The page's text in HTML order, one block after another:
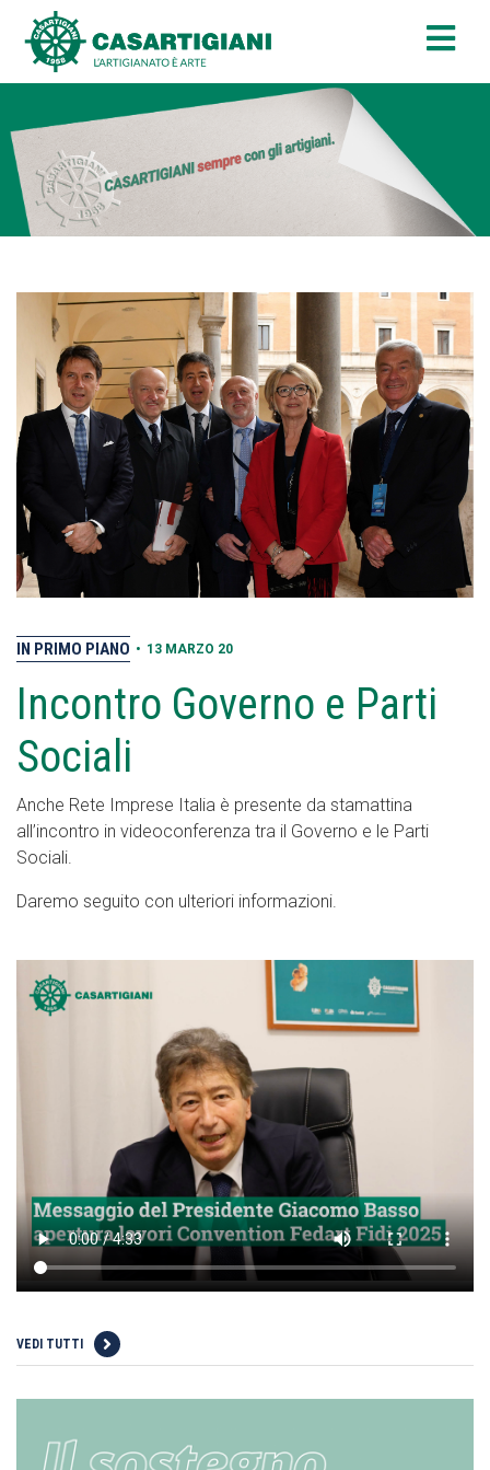
IN PRIMO PIANO • 13 MARZO 20
Incontro Governo e Parti
Sociali
Anche Rete Imprese Italia è presente da stamattina
all’incontro in videoconferenza tra il Governo e le Parti
Sociali.
Daremo seguito con ulteriori informazioni.
VEDI TUTTI